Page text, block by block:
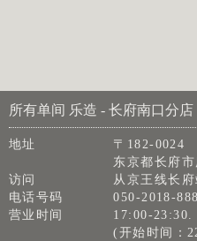
所有单间 乐造 - 长府南口分店
地址
〒182-0024
东京都长府
访问
从京王线长
电话号码
050-2018-
营业时间
17:00-23:30.
(开始时间：